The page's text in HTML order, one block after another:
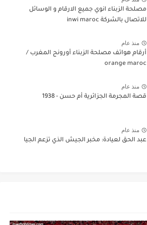
مصلحة الزبناء انوي جميع الارقام و الوسائل
للاتصال بالشركة inwi maroc
منذ عام
أرقام هواتف مصلحة الزبناء أورونج المغرب /
orange maroc
منذ عام
قصة المجرمة الجزائرية أم حسن - 1938
منذ عام
عبد الحق لعيادة: مخبر الجيش الذي تزعم الجيا